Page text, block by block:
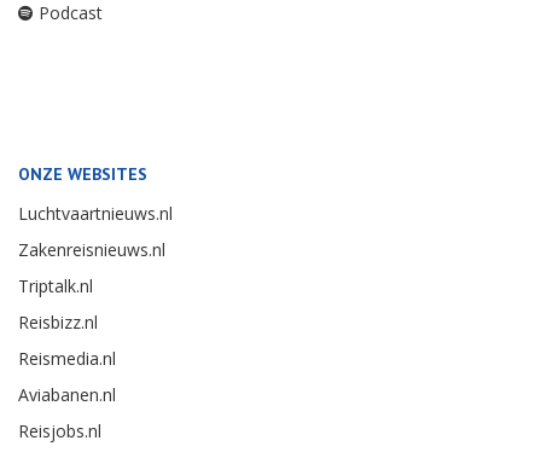
Podcast
ONZE WEBSITES
Luchtvaartnieuws.nl
Zakenreisnieuws.nl
Triptalk.nl
Reisbizz.nl
Reismedia.nl
Aviabanen.nl
Reisjobs.nl